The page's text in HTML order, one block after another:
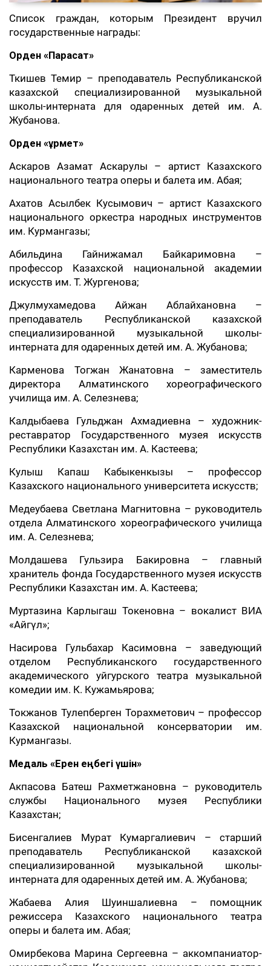
Список граждан, которым Президент вручил
государственные награды:
Орден «Парасат»
Ткишев Темир – преподаватель Республиканской
казахской специализированной музыкальной
школы-интерната для одаренных детей им. А.
Жубанова.
Орден «Құрмет»
Аскаров Азамат Аскарулы – артист Казахского
национального театра оперы и балета им. Абая;
Ахатов Асылбек Кусымович – артист Казахского
национального оркестра народных инструментов
им. Курмангазы;
Абильдина Гайнижамал Байкаримовна –
профессор Казахской национальной академии
искусств им. Т. Жургенова;
Джулмухамедова Айжан Аблайхановна –
преподаватель Республиканской казахской
специализированной музыкальной школы-
интерната для одаренных детей им. А. Жубанова;
Карменова Тогжан Жанатовна – заместитель
директора Алматинского хореографического
училища им. А. Селезнева;
Калдыбаева Гульджан Ахмадиевна – художник-
реставратор Государственного музея искусств
Республики Казахстан им. А. Кастеева;
Кулыш Капаш Кабыкенкызы – профессор
Казахского национального университета искусств;
Медеубаева Светлана Магнитовна – руководитель
отдела Алматинского хореографического училища
им. А. Селезнева;
Молдашева Гульзира Бакировна – главный
хранитель фонда Государственного музея искусств
Республики Казахстан им. А. Кастеева;
Муртазина Карлыгаш Токеновна – вокалист ВИА
«Айгүл»;
Насирова Гульбахар Касимовна – заведующий
отделом Республиканского государственного
академического уйгурского театра музыкальной
комедии им. К. Кужамьярова;
Токжанов Тулепберген Торахметович – профессор
Казахской национальной консерватории им.
Курмангазы.
Медаль «Ерен еңбегі үшін»
Акпасова Батеш Рахметжановна – руководитель
службы Национального музея Республики
Казахстан;
Бисенгалиев Мурат Кумаргалиевич – старший
преподаватель Республиканской казахской
специализированной музыкальной школы-
интерната для одаренных детей им. А. Жубанова;
Жабаева Алия Шуиншалиевна – помощник
режиссера Казахского национального театра
оперы и балета им. Абая;
Омирбекова Марина Сергеевна – аккомпаниатор-